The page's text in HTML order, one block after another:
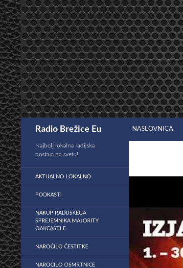
Preskoči
na
vsebino
Radio Brežice Eu NASLOVNICA
Najbolj lokalna radijska
postaja na svetu!
AKTUALNO LOKALNO
PODKASTI
NAKUP RADIJSKEGA
SPREJEMNIKA MAJORITY
OAKCASTLE
NAROČILO ČESTITKE
NAROČILO OSMRTNICE